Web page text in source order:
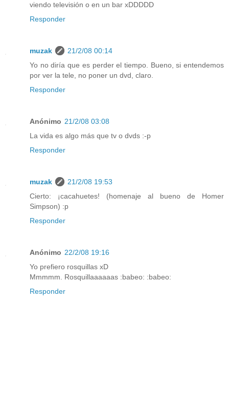
viendo televisión o en un bar xDDDDD
Responder
muzak
21/2/08 00:14
Yo no diría que es perder el tiempo. Bueno, si entendemos
por ver la tele, no poner un dvd, claro.
Responder
Anónimo 21/2/08 03:08
La vida es algo más que tv o dvds :-p
Responder
muzak
21/2/08 19:53
Cierto: ¡cacahuetes! (homenaje al bueno de Homer
Simpson) :p
Responder
Anónimo 22/2/08 19:16
Yo prefiero rosquillas xD
Mmmmm. Rosquillaaaaaas :babeo: :babeo:
Responder